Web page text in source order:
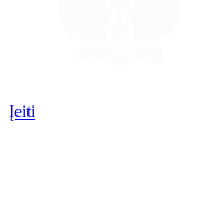
Įeiti